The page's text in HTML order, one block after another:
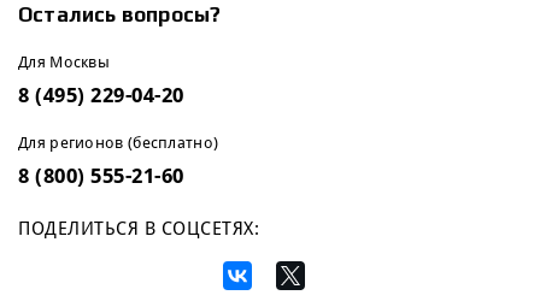
Остались вопросы?
Для Москвы
8 (495) 229-04-20
Для регионов (бесплатно)
8 (800) 555-21-60
ПОДЕЛИТЬСЯ В СОЦСЕТЯХ: